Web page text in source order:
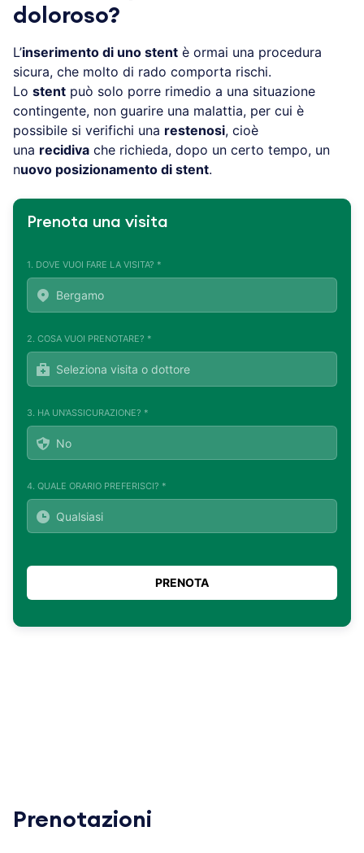
doloroso?
L’inserimento di uno stent è ormai una procedura
sicura, che molto di rado comporta rischi.
Lo stent può solo porre rimedio a una situazione
contingente, non guarire una malattia, per cui è
possibile si verifichi una restenosi, cioè
una recidiva che richieda, dopo un certo tempo, un
nuovo posizionamento di stent.
Prenota una visita
1. DOVE VUOI FARE LA VISITA? *
2. COSA VUOI PRENOTARE? *
3. HA UN'ASSICURAZIONE? *
4. QUALE ORARIO PREFERISCI? *
Prenotazioni